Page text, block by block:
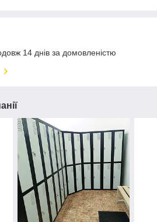
14 днів за домовленістю